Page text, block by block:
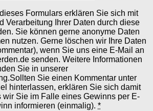
Formulars erklären Sie sich mit
Verarbeitung Ihrer Daten durch diese
Sie können gerne anonyme Daten
nutzen. Gerne löschen wir Ihre Daten
wenn Sie uns eine E-Mail an
senden. Weitere Informationen
Sie in unserer
Sie einen Kommentar unter
hinterlassen, erklären Sie sich damit
wir Sie im Falle eines Gewinns per E-
informieren (einmalig). *